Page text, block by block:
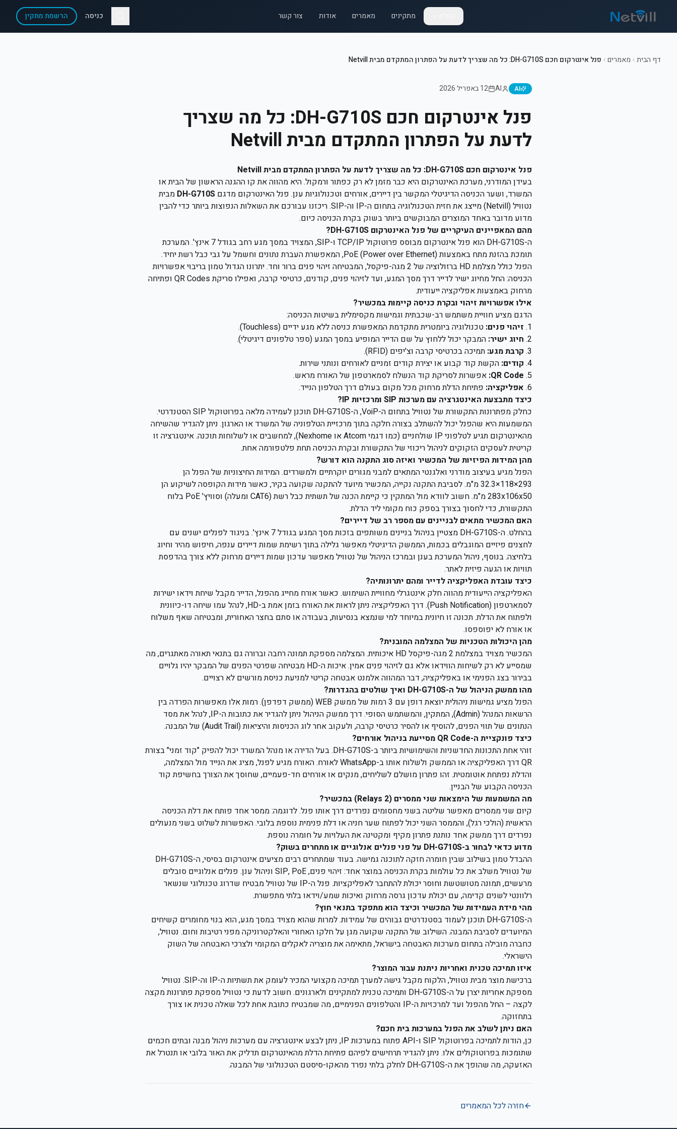
מתקינים מאמרים אודות צור קשר כניסה הרשמת מתקין
דף הבית מאמרים פנל אינטרקום חכם DH-G710S: כל מה שצריך לדעת על הפתרון המתקדם מבית Netvill
AI
AI 12 באפריל 2026
פנל אינטרקום חכם DH-G710S: כל מה שצריך
לדעת על הפתרון המתקדם מבית Netvill
פנל אינטרקום חכם DH-G710S: כל מה שצריך לדעת על הפתרון המתקדם מבית Netvill
בעידן המודרני, מערכת האינטרקום היא כבר מזמן לא רק כפתור ורמקול. היא מהווה את קו ההגנה הראשון של הבית או
המשרד, ושער הכניסה הדיגיטלי המקשר בין דיירים, אורחים וטכנולוגיות ענן. פנל האינטרקום מדגם DH-G710S מבית
נטוויל (Netvill) מייצג את חזית הטכנולוגיה בתחום ה-IP וה-SIP. ריכזנו עבורכם את השאלות הנפוצות ביותר כדי להבין
מדוע מדובר באחד המוצרים המבוקשים ביותר בשוק בקרת הכניסה כיום.
מהם המאפיינים העיקריים של פנל האינטרקום DH-G710S?
ה-DH-G710S הוא פנל אינטרקום מבוסס פרוטוקול TCP/IP ו-SIP, המצויד במסך מגע רחב בגודל 7 אינץ'. המערכת
תומכת בהזנת מתח באמצעות PoE (Power over Ethernet), המאפשרת העברת נתונים וחשמל על גבי כבל רשת יחיד.
הפנל כולל מצלמת HD ברזולוציה של 2 מגה-פיקסל, המבטיחה זיהוי פנים ברור וחד. יתרונו הגדול טמון בריבוי אפשרויות
הכניסה: החל מחיוג ישיר לדייר דרך מסך המגע, ועד לזיהוי פנים, קודנים, כרטיסי קרבה, ואפילו סריקת QR Codes ופתיחה
מרחוק באמצעות אפליקציה ייעודית.
אילו אפשרויות זיהוי ובקרת כניסה קיימות במכשיר?
הדגם מציע חוויית משתמש רב-שכבתית וגמישות מקסימלית בשיטות הכניסה:
1. זיהוי פנים: טכנולוגיה ביומטרית מתקדמת המאפשרת כניסה ללא מגע ידיים (Touchless).
2. חיוג ישיר: המבקר יכול ללחוץ על שם הדייר המופיע במסך המגע (ספר טלפונים דיגיטלי).
3. קרבת מגע: תמיכה בכרטיסי קרבה וצ'יפים (RFID).
4. קודים: הקשת קוד קבוע או יצירת קודים זמניים לאורחים ונותני שירות.
5.
QR Code: אפשרות לסריקת קוד הנשלח לסמארטפון של האורח מראש.
6. אפליקציה: פתיחת הדלת מרחוק מכל מקום בעולם דרך הטלפון הנייד.
כיצד מתבצעת האינטגרציה עם מערכות SIP ומרכזיות IP?
כחלק מפתרונות התקשורת של נטוויל בתחום ה-VoiP, ה-DH-G710S תוכנן לעמידה מלאה בפרוטוקול SIP הסטנדרטי.
המשמעות היא שהפנל יכול להשתלב בצורה חלקה בתוך מרכזיית הטלפוניה של המשרד או הארגון. ניתן להגדיר שהשיחה
מהאינטרקום תגיע לטלפוני IP שולחניים (כמו דגמי Atcom או Nexhome), למחשבים או לשלוחות תוכנה. אינטגרציה זו
קריטית לעסקים הזקוקים לניהול ריכוזי של התקשורת ובקרת הכניסה תחת פלטפורמה אחת.
מהן המידות הפיזיות של המכשיר ואיזה סוג התקנה הוא דורש?
הפנל מגיע בעיצוב מודרני ואלגנטי המתאים למבני מגורים יוקרתיים ולמשרדים. המידות החיצוניות של הפנל הן
293×118×32.3 מ"מ. לסביבת התקנה נקייה, המכשיר מיועד להתקנה שקועה בקיר, כאשר מידות הקופסה לשיקוע הן
283x106x50 מ"מ. חשוב לוודא מול המתקין כי קיימת הכנה של תשתית כבל רשת (CAT6 ומעלה) וסוויץ' PoE בלוח
התקשורת, כדי לחסוך בצורך בספק כוח מקומי ליד הדלת.
האם המכשיר מתאים לבניינים עם מספר רב של דיירים?
בהחלט. ה-DH-G710S מצטיין בניהול בניינים משותפים בזכות מסך המגע בגודל 7 אינץ'. בניגוד לפנלים ישנים עם
לחצנים פיזיים המוגבלים בכמות, הממשק הדיגיטלי מאפשר גלילה בתוך רשימת שמות דיירים ענפה, חיפוש מהיר וחיוג
בלחיצה. בנוסף, ניהול המערכת בענן ובמרכז הניהול של נטוויל מאפשר עדכון שמות דיירים מרחוק ללא צורך בהדפסת
תוויות או הגעה פיזית לאתר.
כיצד עובדת האפליקציה לדייר ומהם יתרונותיה?
האפליקציה הייעודית מהווה חלק אינטגרלי מחוויית השימוש. כאשר אורח מחייג מהפנל, הדייר מקבל שיחת וידאו ישירות
לסמארטפון (Push Notification). דרך האפליקציה ניתן לראות את האורח בזמן אמת ב-HD, לנהל עמו שיחה דו-כיוונית
ולפתוח את הדלת. תכונה זו חיונית במיוחד למי שנמצא בנסיעות, בעבודה או סתם בחצר האחורית, ומבטיחה שאף משלוח
או אורח לא יפוספסו.
מהן היכולות הטכניות של המצלמה המובנית?
המכשיר מצויד במצלמת 2 מגה-פיקסל HD איכותית. המצלמה מספקת תמונה רחבה וברורה גם בתנאי תאורה מאתגרים, מה
שמסייע לא רק לשיחות הווידאו אלא גם לזיהוי פנים אמין. איכות ה-HD מבטיחה שפרטי הפנים של המבקר יהיו גלויים
בבירור בצג הפנימי או באפליקציה, דבר המהווה אלמנט אבטחה קריטי למניעת כניסת מורשים לא רצויים.
מהו ממשק הניהול של ה-DH-G710S ואיך שולטים בהגדרות?
הפנל מציע גמישות ניהולית יוצאת דופן עם 3 רמות של ממשק WEB (ממשק דפדפן). רמות אלו מאפשרות הפרדה בין
הרשאות המנהל (Admin), המתקין, והמשתמש הסופי. דרך ממשק הניהול ניתן להגדיר את כתובות ה-IP, לנהל את מסד
הנתונים של תווי הפנים, להוסיף או להסיר כרטיסי קרבה, ולעקוב אחר לוג הכניסות והיציאות (Audit Trail) של המבנה.
כיצד פונקציית ה-QR Code מסייעת בניהול אורחים?
זוהי אחת התכונות החדשניות והשימושיות ביותר ב-DH-G710S. בעל הדירה או מנהל המשרד יכול להפיק "קוד זמני" בצורת
QR דרך האפליקציה או הממשק ולשלוח אותו ב-WhatsApp לאורח. האורח מגיע לפנל, מציג את הנייד מול המצלמה,
והדלת נפתחת אוטומטית. זהו פתרון מושלם לשליחים, מנקים או אורחים חד-פעמיים, שחוסך את הצורך בחשיפת קוד
הכניסה הקבוע של הבניין.
מה המשמעות של הימצאות שני ממסרים (2 Relays) במכשיר?
קיום שני ממסרים מאפשר שליטה בשני מחסומים נפרדים דרך אותו פנל. לדוגמה: ממסר אחד פותח את דלת הכניסה
הראשית (הולכי רגל), והממסר השני יכול לפתוח שער חניה או דלת פנימית נוספת בלובי. האפשרות לשלוט בשני מנעולים
נפרדים דרך ממשק אחד נותנת פתרון מקיף ומקטינה את העלויות על חומרה נוספת.
מדוע כדאי לבחור ב-DH-G710S על פני פנלים אנלוגיים או מתחרים בשוק?
ההבדל טמון בשילוב שבין חומרה חזקה לתוכנה גמישה. בעוד שמתחרים רבים מציעים אינטרקום בסיסי, ה-DH-G710S
של נטוויל משלב את כל עולמות בקרת הכניסה במוצר אחד: זיהוי פנים, SIP, PoE וניהול ענן. פנלים אנלוגיים סובלים
מרעשים, תמונה מטושטשת וחוסר יכולת להתחבר לאפליקציות. פנל ה-IP של נטוויל מבטיח שדרוג טכנולוגי שנשאר
רלוונטי לשנים קדימה, עם יכולת עדכון גרסה מרחוק ואיכות שמע/וידאו בלתי מתפשרת.
מהי מידת העמידות של המכשיר וכיצד הוא מתפקד בתנאי חוץ?
ה-DH-G710S תוכנן לעמוד בסטנדרטים גבוהים של עמידות. למרות שהוא מצויד במסך מגע, הוא בנוי מחומרים קשיחים
המיועדים לסביבת המבנה. השילוב של התקנה שקועה מגן על חלקו האחורי והאלקטרוניקה מפני רטיבות וחום. נטוויל,
כחברה מובילה בתחום מערכות האבטחה בישראל, מתאימה את מוצריה לאקלים המקומי ולצרכי האבטחה של השוק
הישראלי.
איזו תמיכה טכנית ואחריות ניתנת עבור המוצר?
ברכישת מוצר מבית נטוויל, הלקוח מקבל גישה למערך תמיכה מקצועי המכיר לעומק את תשתיות ה-IP וה-SIP. נטוויל
מספקת אחריות יצרן על ה-DH-G710S ותמיכה טכנית למתקינים ולארגונים. חשוב לדעת כי נטוויל מספקת פתרונות מקצה
לקצה – החל מהפנל ועד למרכזיות ה-IP והטלפונים הפנימיים, מה שמבטיח כתובת אחת לכל שאלה טכנית או צורך
בתחזוקה.
האם ניתן לשלב את הפנל במערכות בית חכם?
כן, הודות לתמיכה בפרוטוקול SIP ו-API פתוח במערכות IP, ניתן לבצע אינטגרציה עם מערכות ניהול מבנה ובתים חכמים
שתומכות בפרוטוקולים אלו. ניתן להגדיר תרחישים לפיהם פתיחת הדלת מהאינטרקום תדליק את האור בלובי או תנטרל את
האזעקה, מה שהופך את ה-DH-G710S לחלק בלתי נפרד מהאקו-סיסטם הטכנולוגי של המבנה.
חזרה לכל המאמרים